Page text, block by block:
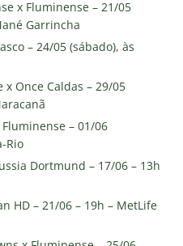
x Fluminense – 21/05
Garrincha
– 24/05 (sábado), às
x Once Caldas – 29/05
– 01/06
Rio
Dortmund – 17/06 – 13h
HD – 21/06 – 19h – MetLife